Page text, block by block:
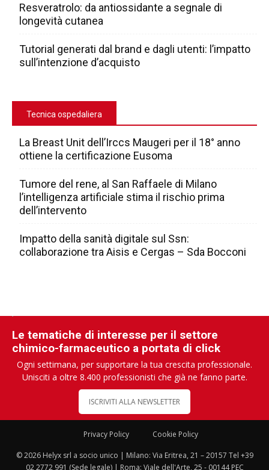
Resveratrolo: da antiossidante a segnale di
longevità cutanea
Tutorial generati dal brand e dagli utenti: l’impatto
sull’intenzione d’acquisto
Tecnica ospedaliera
La Breast Unit dell’Irccs Maugeri per il 18° anno
ottiene la certificazione Eusoma
Tumore del rene, al San Raffaele di Milano
l’intelligenza artificiale stima il rischio prima
dell’intervento
Impatto della sanità digitale sul Ssn:
collaborazione tra Aisis e Cergas – Sda Bocconi
Le tematiche di interesse per il settore
chimico-farmaceutico a portata di click
Ogni settimana, per supportare la tua crescita professionale.
Unisciti a oltre 8.400 professionisti che già ne fanno parte.
ISCRIVITI ALLA NEWSLETTER
Privacy Policy Cookie Policy
© 2026 Helyx srl a socio unico | Milano: Via Eritrea, 21 – 20157 Tel +39
02 2772 991 (Sede legale) | Roma: Viale dell'Arte, 25 - 00144 PEC